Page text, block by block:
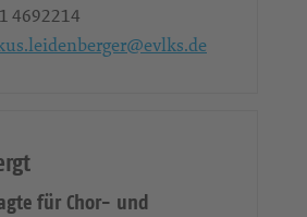
4692214
für Chor- und